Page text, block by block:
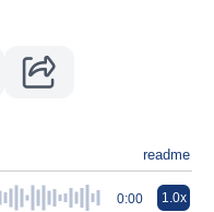
readme
0:00 1.0x